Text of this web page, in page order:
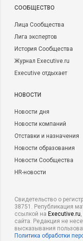
CООБЩЕСТВО
Лица Сообщества
Лига экспертов
История Сообщества
Журнал Executive.ru
Executive отдыхает
НОВОСТИ
Новости дня
Новости компаний
Отставки и назначения
Новости образования
Новости Сообщества
HR-новости
Свидетельство о
38751. Републикация
ссылкой на Executive.ru
сайта. Редакция не
высказывания
Политика обработки